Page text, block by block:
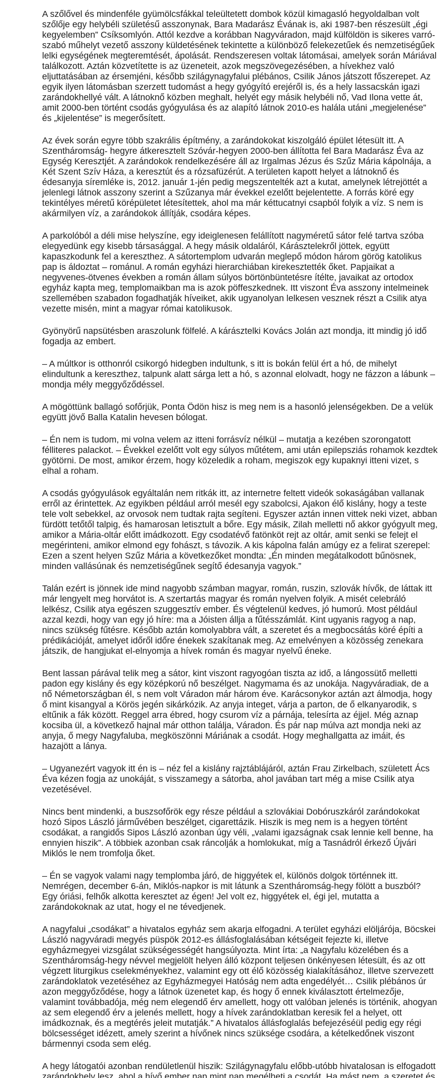
A szőlővel és mindenféle gyümölcsfákkal teleültetett dombok közül kimagasló hegyoldalban volt
szőlője egy helybéli születésű asszonynak, Bara Madarász Évának is, aki 1987-ben részesült „égi
kegyelemben” Csíksomlyón. Attól kezdve a korábban Nagyváradon, majd külföldön is sikeres varró-
szabó műhelyt vezető asszony küldetésének tekintette a különböző felekezetűek és nemzetiségűek
lelki egységének megteremtését, ápolását. Rendszeresen voltak látomásai, amelyek során Máriával
találkozott. Aztán közvetítette is az üzeneteit, azok megszövegezésében, a hívekhez való
eljuttatásában az érsemjéni, később szilágynagyfalui plébános, Csilik János játszott főszerepet. Az
egyik ilyen látomásban szerzett tudomást a hegy gyógyító erejéről is, és a hely lassacskán igazi
zarándokhellyé vált. A látnoknő közben meghalt, helyét egy másik helybéli nő, Vad Ilona vette át,
amit 2000-ben történt csodás gyógyulása és az alapító látnok 2010-es halála utáni „megjelenése”
és „kijelentése” is megerősített.
Az évek során egyre több szakrális építmény, a zarándokokat kiszolgáló épület létesült itt. A
Szentháromság- hegyre átkeresztelt Szóvár-hegyen 2000-ben állította fel Bara Madarász Éva az
Egység Keresztjét. A zarándokok rendelkezésére áll az Irgalmas Jézus és Szűz Mária kápolnája, a
Két Szent Szív Háza, a keresztút és a rózsafüzérút. A területen kapott helyet a látnoknő és
édesanyja síremléke is, 2012. január 1-jén pedig megszentelték azt a kutat, amelynek létrejöttét a
jelenlegi látnok asszony szerint a Szűzanya már évekkel ezelőtt bejelentette. A forrás köré egy
tekintélyes méretű körépületet létesítettek, ahol ma már kéttucatnyi csapból folyik a víz. S nem is
akármilyen víz, a zarándokok állítják, csodára képes.
A parkolóból a déli mise helyszíne, egy ideiglenesen felállított nagyméretű sátor felé tartva szóba
elegyedünk egy kisebb társasággal. A hegy másik oldaláról, Kárásztelekről jöttek, együtt
kapaszkodunk fel a kereszthez. A sátortemplom udvarán meglepő módon három görög katolikus
pap is áldoztat – románul. A román egyházi hierarchiában kirekesztették őket. Papjaikat a
negyvenes-ötvenes években a román állam súlyos börtönbüntetésre ítélte, javaikat az ortodox
egyház kapta meg, templomaikban ma is azok pöffeszkednek. Itt viszont Éva asszony intelmeinek
szellemében szabadon fogadhatják híveiket, akik ugyanolyan lelkesen vesznek részt a Csilik atya
vezette misén, mint a magyar római katolikusok.
Gyönyörű napsütésben araszolunk fölfelé. A kárásztelki Kovács Jolán azt mondja, itt mindig jó idő
fogadja az embert.
– A múltkor is otthonról csikorgó hidegben indultunk, s itt is bokán felül ért a hó, de mihelyt
elindultunk a kereszthez, talpunk alatt sárga lett a hó, s azonnal elolvadt, hogy ne fázzon a lábunk –
mondja mély meggyőződéssel.
A mögöttünk ballagó sofőrjük, Ponta Ödön hisz is meg nem is a hasonló jelenségekben. De a velük
együtt jövő Balla Katalin hevesen bólogat.
– Én nem is tudom, mi volna velem az itteni forrásvíz nélkül – mutatja a kezében szorongatott
félliteres palackot. – Évekkel ezelőtt volt egy súlyos műtétem, ami után epilepsziás rohamok kezdtek
gyötörni. De most, amikor érzem, hogy közeledik a roham, megiszok egy kupaknyi itteni vizet, s
elhal a roham.
A csodás gyógyulások egyáltalán nem ritkák itt, az internetre feltett videók sokaságában vallanak
erről az érintettek. Az egyikben például arról mesél egy szabolcsi, Ajakon élő kislány, hogy a teste
tele volt sebekkel, az orvosok nem tudtak rajta segíteni. Egyszer aztán innen vittek neki vizet, abban
fürdött tetőtől talpig, és hamarosan letisztult a bőre. Egy másik, Zilah melletti nő akkor gyógyult meg,
amikor a Mária-oltár előtt imádkozott. Egy csodatévő fatönköt rejt az oltár, amit senki se felejt el
megérinteni, amikor elmond egy fohászt, s távozik. A kis kápolna falán amúgy ez a felirat szerepel:
Ezen a szent helyen Szűz Mária a következőket mondta: „Én minden megátalkodott bűnösnek,
minden vallásúnak és nemzetiségűnek segítő édesanyja vagyok.”
Talán ezért is jönnek ide mind nagyobb számban magyar, román, ruszin, szlovák hívők, de láttak itt
már lengyelt meg horvátot is. A szertartás magyar és román nyelven folyik. A misét celebráló
lelkész, Csilik atya egészen szuggesztív ember. És végtelenül kedves, jó humorú. Most például
azzal kezdi, hogy van egy jó híre: ma a Jóisten állja a fűtésszámlát. Kint ugyanis ragyog a nap,
nincs szükség fűtésre. Később aztán komolyabbra vált, a szeretet és a megbocsátás köré építi a
prédikációját, amelyet időről időre énekek szakítanak meg. Az emelvényen a közösség zenekara
játszik, de hangjukat el-elnyomja a hívek román és magyar nyelvű éneke.
Bent lassan párával telik meg a sátor, kint viszont ragyogóan tiszta az idő, a lángossütő melletti
padon egy kislány és egy középkorú nő beszélget. Nagymama és az unokája. Nagyváradiak, de a
nő Németországban él, s nem volt Váradon már három éve. Karácsonykor aztán azt álmodja, hogy
ő mint kisangyal a Körös jegén sikárkózik. Az anyja integet, várja a parton, de ő elkanyarodik, s
eltűnik a fák között. Reggel arra ébred, hogy csurom víz a párnája, telesírta az éjjel. Még aznap
kocsiba ül, a következő hajnal már otthon találja, Váradon. És pár nap múlva azt mondja neki az
anyja, ő megy Nagyfaluba, megköszönni Máriának a csodát. Hogy meghallgatta az imáit, és
hazajött a lánya.
– Ugyanezért vagyok itt én is – néz fel a kislány rajztáblájáról, aztán Frau Zirkelbach, született Ács
Éva kézen fogja az unokáját, s visszamegy a sátorba, ahol javában tart még a mise Csilik atya
vezetésével.
Nincs bent mindenki, a buszsofőrök egy része például a szlovákiai Dobóruszkáról zarándokokat
hozó Sipos László járművében beszélget, cigarettázik. Hiszik is meg nem is a hegyen történt
csodákat, a rangidős Sipos László azonban úgy véli, „valami igazságnak csak lennie kell benne, ha
ennyien hiszik”. A többiek azonban csak ráncolják a homlokukat, míg a Tasnádról érkező Újvári
Miklós le nem tromfolja őket.
– Én se vagyok valami nagy templomba járó, de higgyétek el, különös dolgok történnek itt.
Nemrégen, december 6-án, Miklós-napkor is mit látunk a Szentháromság-hegy fölött a buszból?
Egy óriási, felhők alkotta keresztet az égen! Jel volt ez, higgyétek el, égi jel, mutatta a
zarándokoknak az utat, hogy el ne tévedjenek.
A nagyfalui „csodákat” a hivatalos egyház sem akarja elfogadni. A terület egyházi elöljárója, Böcskei
László nagyváradi megyés püspök 2012-es állásfoglalásában kétségeit fejezte ki, illetve
egyházmegyei vizsgálat szükségességét hangsúlyozta. Mint írta: „a Nagyfalu közelében és a
Szentháromság-hegy névvel megjelölt helyen álló központ teljesen önkényesen létesült, és az ott
végzett liturgikus cselekményekhez, valamint egy ott élő közösség kialakításához, illetve szervezett
zarándoklatok vezetéséhez az Egyházmegyei Hatóság nem adta engedélyét… Csilik plébános úr
azon meggyőződése, hogy a látnok üzenetet kap, és hogy ő ennek kiválasztott értelmezője,
valamint továbbadója, még nem elegendő érv amellett, hogy ott valóban jelenés is történik, ahogyan
az sem elegendő érv a jelenés mellett, hogy a hívek zarándoklatban keresik fel a helyet, ott
imádkoznak, és a megtérés jeleit mutatják.” A hivatalos állásfoglalás befejezéséül pedig egy régi
bölcsességet idézett, amely szerint a hívőnek nincs szüksége csodára, a kételkedőnek viszont
bármennyi csoda sem elég.
A hegy látogatói azonban rendületlenül hiszik: Szilágynagyfalu előbb-utóbb hivatalosan is elfogadott